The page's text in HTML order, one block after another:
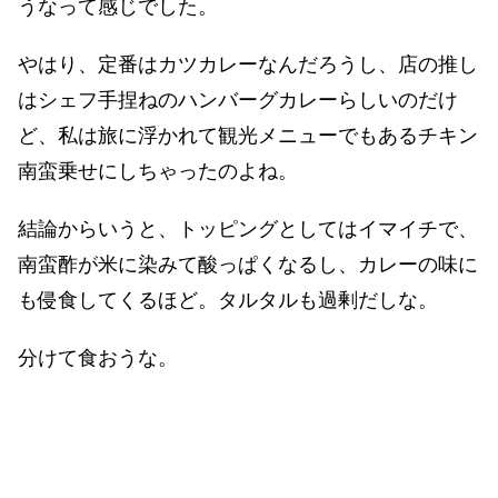
うなって感じでした。
やはり、定番はカツカレーなんだろうし、店の推し
はシェフ手捏ねのハンバーグカレーらしいのだけ
ど、私は旅に浮かれて観光メニューでもあるチキン
南蛮乗せにしちゃったのよね。
結論からいうと、トッピングとしてはイマイチで、
南蛮酢が米に染みて酸っぱくなるし、カレーの味に
も侵食してくるほど。タルタルも過剰だしな。
分けて食おうな。